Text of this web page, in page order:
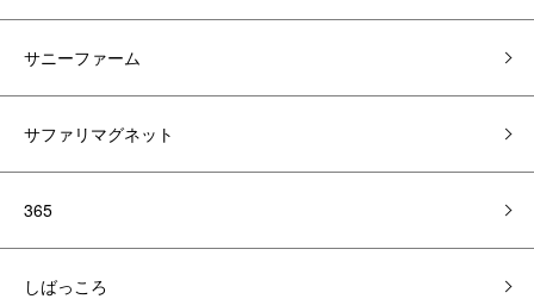
サニーファーム
サファリマグネット
365
しばっころ